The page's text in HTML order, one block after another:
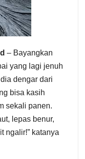
– Bayangkan
yang lagi jenuh
dengar dari
bisa kasih
sekali panen.
lepas benur,
ngalir!” katanya